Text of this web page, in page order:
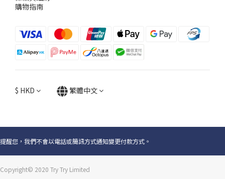
購物指南
$ HKD 繁體中文
提醒您，我們不會以電話或簡訊方式通知變更付款方式。
Copyright© 2020 Try Try Limited